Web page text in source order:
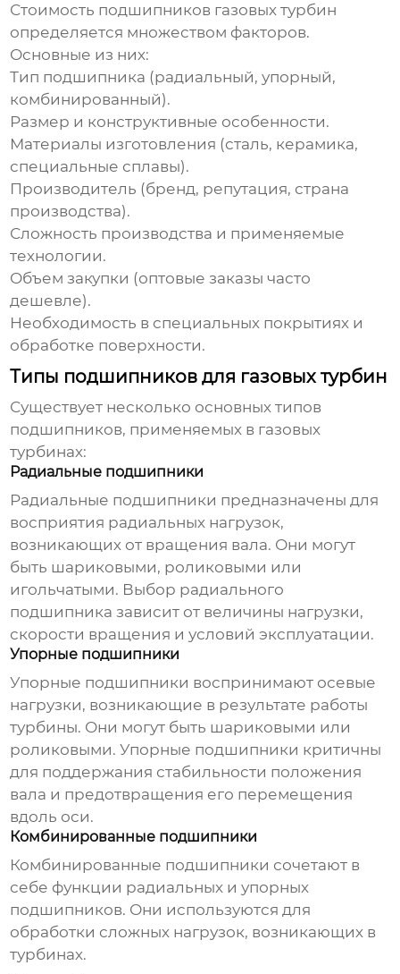
Стоимость подшипников газовых турбин
определяется множеством факторов.
Основные из них:
Тип подшипника (радиальный, упорный,
комбинированный).
Размер и конструктивные особенности.
Материалы изготовления (сталь, керамика,
специальные сплавы).
Производитель (бренд, репутация, страна
производства).
Сложность производства и применяемые
технологии.
Объем закупки (оптовые заказы часто
дешевле).
Необходимость в специальных покрытиях и
обработке поверхности.
Типы подшипников для газовых турбин
Существует несколько основных типов
подшипников, применяемых в газовых
турбинах:
Радиальные подшипники
Радиальные подшипники предназначены для
восприятия радиальных нагрузок,
возникающих от вращения вала. Они могут
быть шариковыми, роликовыми или
игольчатыми. Выбор радиального
подшипника зависит от величины нагрузки,
скорости вращения и условий эксплуатации.
Упорные подшипники
Упорные подшипники воспринимают осевые
нагрузки, возникающие в результате работы
турбины. Они могут быть шариковыми или
роликовыми. Упорные подшипники критичны
для поддержания стабильности положения
вала и предотвращения его перемещения
вдоль оси.
Комбинированные подшипники
Комбинированные подшипники сочетают в
себе функции радиальных и упорных
подшипников. Они используются для
обработки сложных нагрузок, возникающих в
турбинах.